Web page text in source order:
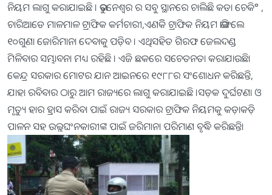
ନିୟମ ଲାଗୁ କରାଯାଇଛି । ଭୁବନେଶ୍ବର ର ସବୁ ସ୍ଥାନରେ ଚାଲିଛି କଡା ଚେକି° ,
ଚାରିଆଡେ ମାଳମାଳ ଟ୍ରାଫିକ କର୍ମଚାରୀ,ଏଣକିି ଟ୍ରାଫିକ ନିୟମ ଭାଙ୍ଗିଲେ
୧୦ଗୁଣା ଜୋରିମାନା ଦେବାକୁ ପଡ଼ିବ । ଏଥିସହିତ ଗିରଫ ଜେଲଦଣ୍ଡ
ମିଳିବାର ସମ୍ଭାବନା ମଧ୍ୟ ରହିଛି । ଏଜି ଛକରେ ସଚେତନତା କରାଯାଉଛି।
କେନ୍ଦ୍ର ସରକାର ମୋଟର ଯାନ ଆଇନରେ ୧୯୮୮ର ସଂଶୋଧନ କରିଛନ୍ତି,
ଯାହା ରବିବାର ଠାରୁ ଆମ ରାଜ୍ୟରେ ଲାଗୁ କରାଯାଇଛି ।ସଡ଼କ ଦୁର୍ଘଟଣା ଓ
ମୃତ୍ୟୁ ହାର ହ୍ରାସ କରିବା ପାଇଁ ରାଜ୍ୟ ସରକାର ଟ୍ରାଫିକ ନିୟମକୁ କଡ଼ାକଡ଼ି
ପାଳନ ସହ ଉଲ୍ଲଘଂନକାରୀଙ୍କ ପାଇଁ ଜରିମାନା ପରିମାଣ ବୃଦ୍ଧି କରିଛନ୍ତି।